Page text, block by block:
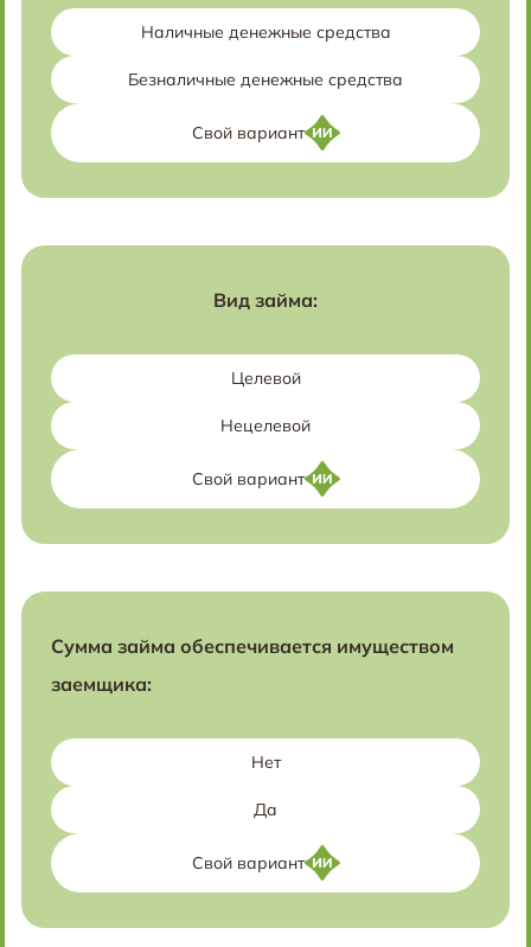
Наличные денежные средства
Безналичные денежные средства
Свой вариант
Вид займа:
Целевой
Нецелевой
Свой вариант
Сумма займа обеспечивается имуществом
заемщика:
Нет
Да
Свой вариант